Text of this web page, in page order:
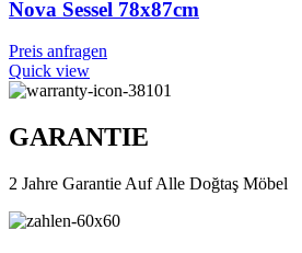
Nova Sessel 78x87cm
Preis anfragen
Quick view
GARANTIE
2 Jahre Garantie Auf Alle Doğtaş Möbel